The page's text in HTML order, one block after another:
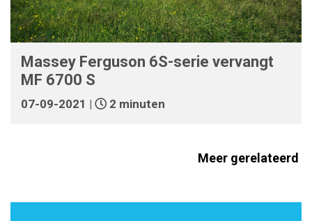
Massey Ferguson 6S-serie vervangt
MF 6700 S
07-09-2021 | 2 minuten
Meer gerelateerd